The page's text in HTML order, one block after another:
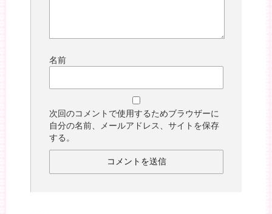
名前
次回のコメントで使用するためブラウザーに
自分の名前、メールアドレス、サイトを保存
する。